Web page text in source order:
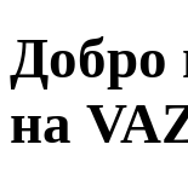
Добро
на